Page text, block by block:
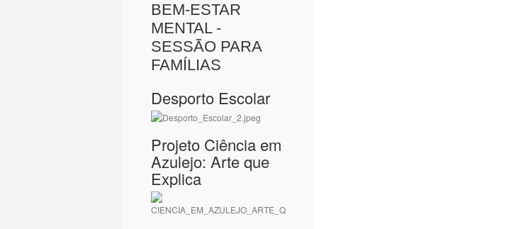
BEM-ESTAR
MENTAL -
SESSÃO PARA
FAMÍLIAS
Desporto Escolar
Projeto Ciência em
Azulejo: Arte que
Explica